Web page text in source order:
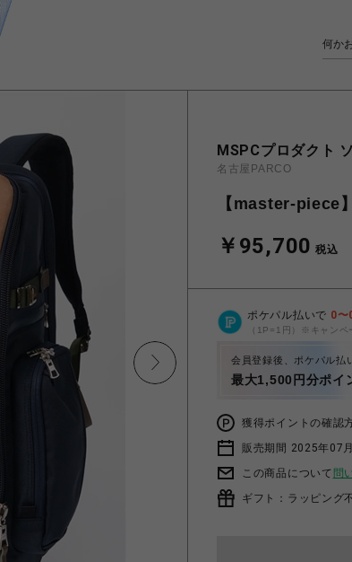
MSPCプロダクト
名古屋PARCO
【master-piece
￥95,700 税込
ポケパル払いで 0〜
（1P=1円）※キャンペ
会員登録後、ポケパル払
最大1,500円分ポイ
獲得ポイントの確認
販売期間 2025年07
この商品について 問
ギフト：ラッピング